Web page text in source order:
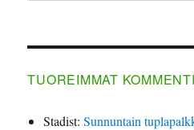
TUOREIMMAT
Stadist:Sunnuntain